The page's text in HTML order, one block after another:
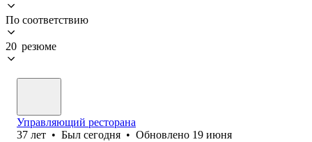
По соответствию
20 резюме
Управляющий ресторана
37 лет • Был сегодня • Обновлено 19 июня